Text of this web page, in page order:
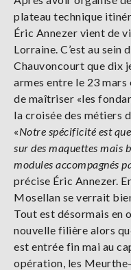
plateau technique
Éric Annezer vient de
Lorraine. C’est au sein
Chauvoncourt que dix
armes entre le 23 mars
de maîtriser «les
la croisée des métiers
«Notre spécificité est
sur des maquettes mais
modules accompagnés
précise Éric Annezer.
Mosellan se verrait
Tout est désormais en
nouvelle filière alors
est entrée fin mai au
opération, les